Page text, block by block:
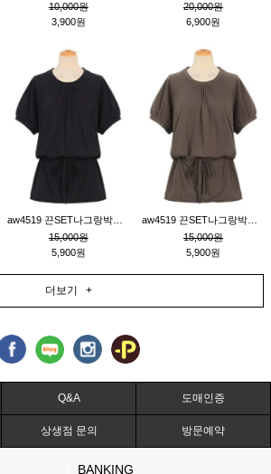
10,000원
3,900원
20,000원
6,900원
15,000원
5,900원
15,000원
5,900원
더보기 +
Q&A 도매인증
상생점 문의 방문예약
BANKING